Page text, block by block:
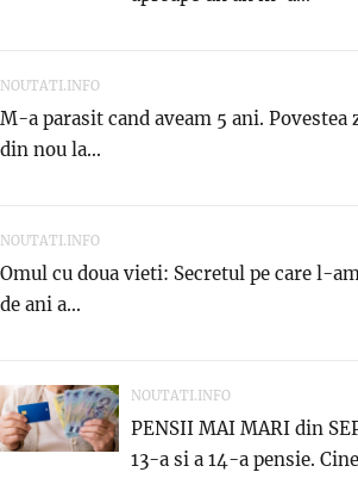
NOUTATI.INFO
M-a parasit cand aveam 5 ani. Povestea
din nou la...
NOUTATI.INFO
Omul cu doua vieti: Secretul pe care l-
de ani a...
NOUTATI.INFO
PENSII MAI MARI din
13-a si a 14-a pensie.